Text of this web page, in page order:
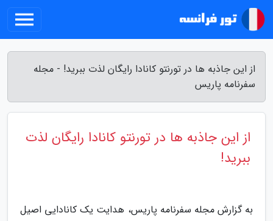
از این جاذبه ها در تورنتو کانادا رایگان لذت ببرید! - مجله
سفرنامه پاریس
از این جاذبه ها در تورنتو کانادا رایگان لذت
ببرید!
به گزارش مجله سفرنامه پاریس، هدایت یک کانادایی اصیل